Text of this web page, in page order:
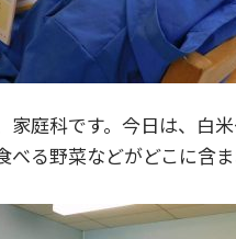
家庭科です。今日は、白
る野菜などがどこに含